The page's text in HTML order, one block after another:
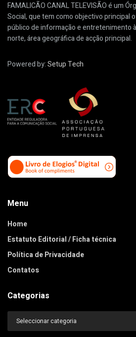
FAMALICÃO CANAL TELEVISÃO é um
Social, que tem como objectivo principal
público de informação e entretenimento
norte, área geográfica de acção principal.
Powered by:Setup Tech
Menu
Home
Estatuto Editorial / Ficha técnica
Política de Privacidade
Contatos
Categorias
Categorias